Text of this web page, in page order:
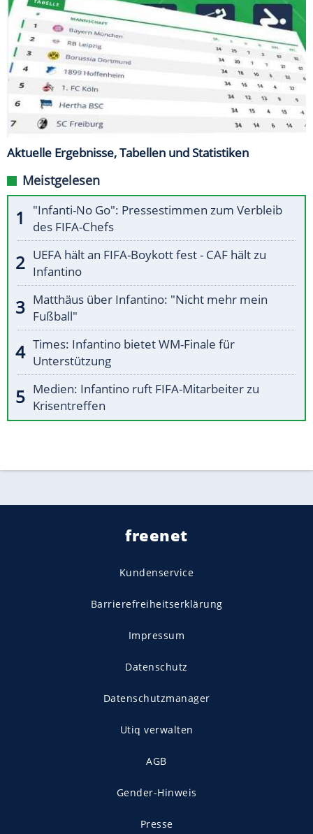
Aktuelle Ergebnisse, Tabellen und Statistiken
Meistgelesen
"Infanti-No Go": Pressestimmen zum Verbleib
des FIFA-Chefs
UEFA hält an FIFA-Boykott fest - CAF hält zu
Infantino
Matthäus über Infantino: "Nicht mehr mein
Fußball"
Times: Infantino bietet WM-Finale für
Unterstützung
Medien: Infantino ruft FIFA-Mitarbeiter zu
Krisentreffen
freenet
Kundenservice
Barrierefreiheitserklärung
Impressum
Datenschutz
Datenschutzmanager
Utiq verwalten
AGB
Gender-Hinweis
Presse